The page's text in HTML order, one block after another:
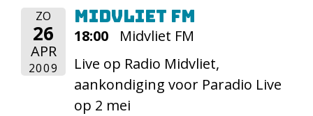
ZO
26
APR
2009
Midvliet FM
18:00
Midvliet FM
Live op Radio Midvliet,
aankondiging voor Paradio Live
op 2 mei